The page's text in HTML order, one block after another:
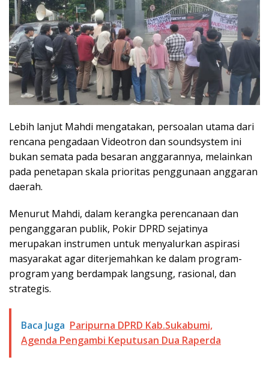
Lebih lanjut Mahdi mengatakan, persoalan utama dari
rencana pengadaan Videotron dan soundsystem ini
bukan semata pada besaran anggarannya, melainkan
pada penetapan skala prioritas penggunaan anggaran
daerah.
Menurut Mahdi, dalam kerangka perencanaan dan
penganggaran publik, Pokir DPRD sejatinya
merupakan instrumen untuk menyalurkan aspirasi
masyarakat agar diterjemahkan ke dalam program-
program yang berdampak langsung, rasional, dan
strategis.
Baca Juga Paripurna DPRD Kab.Sukabumi,
Agenda Pengambi Keputusan Dua Raperda